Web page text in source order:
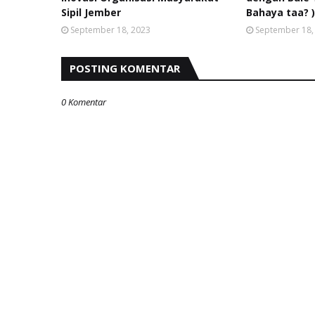
Sipil Jember
September 18, 2023
Bahaya taa? )
September
POSTING KOMENTAR
0 Komentar